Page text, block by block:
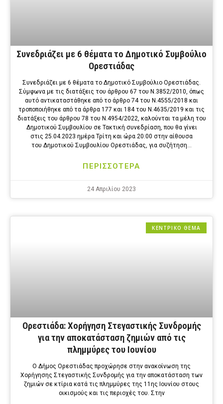
Συνεδριάζει με 6 θέματα το Δημοτικό Συμβούλιο
Ορεστιάδας
Συνεδριάζει με 6 θέματα το Δημοτικό Συμβούλιο Ορεστιάδας.
Σύμφωνα με τις διατάξεις του άρθρου 67 του Ν.3852/2010, όπως
αυτό αντικαταστάθηκε από το άρθρο 74 του Ν.4555/2018 και
τροποποιήθηκε από τα άρθρα 177 και 184 του Ν.4635/2019 και τις
διατάξεις του άρθρου 78 του Ν.4954/2022, καλούνται τα μέλη του
Δημοτικού Συμβουλίου σε Τακτική συνεδρίαση, που θα γίνει
στις 25.04.2023 ημέρα Τρίτη και ώρα 20:00 στην αίθουσα
του Δημοτικού Συμβουλίου Ορεστιάδας, για συζήτηση…
ΠΕΡΙΣΣΟΤΕΡΑ
24 Απριλίου 2023
ΚΕΝΤΡΙΚΟ ΘΕΜΑ
Ορεστιάδα: Χορήγηση Στεγαστικής Συνδρομής
για την αποκατάσταση ζημιών από τις
πλημμύρες του Ιουνίου
Ο Δήμος Ορεστιάδας προχώρησε στην ανακοίνωση της
Χορήγησης Στεγαστικής Συνδρομής για την αποκατάσταση των
ζημιών σε κτίρια κατά τις πλημμύρες της 11ης Ιουνίου στους
οικισμούς και τις περιοχές του. Στην